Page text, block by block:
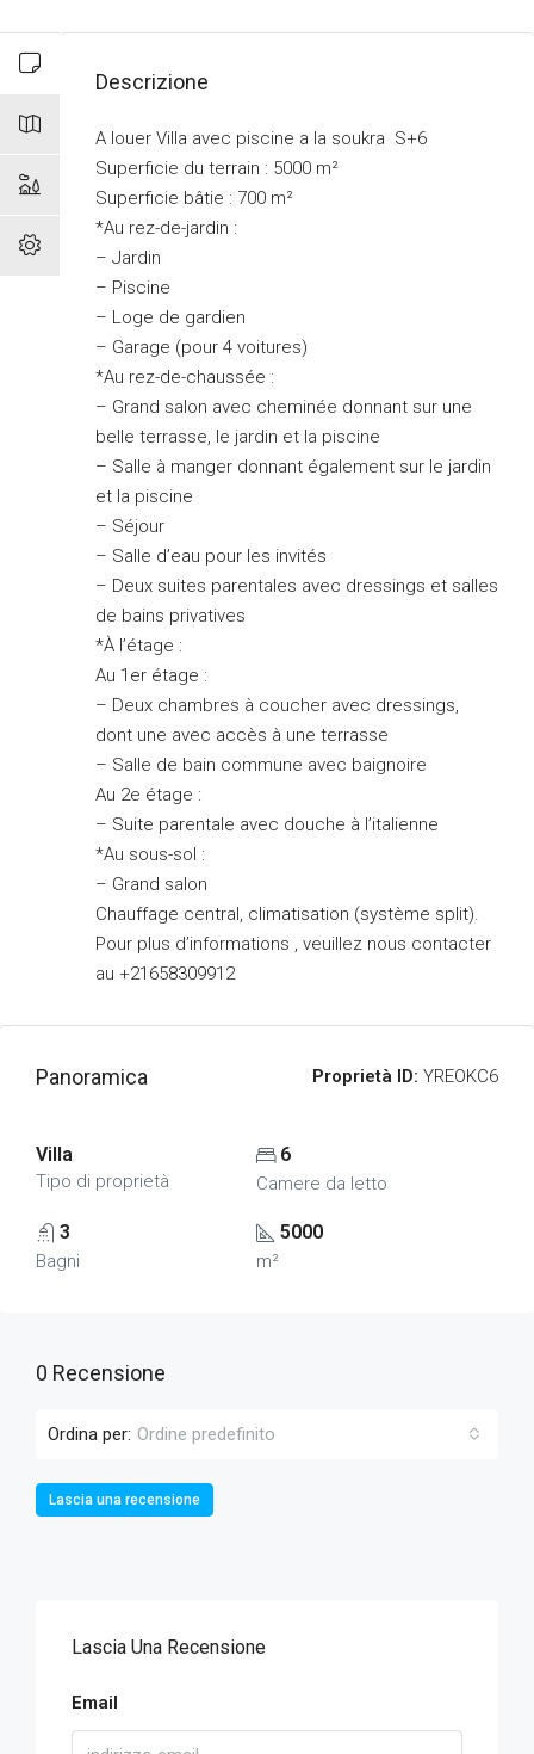
Descrizione
A louer Villa avec piscine a la soukra S+6
Superficie du terrain : 5000 m²
Superficie bâtie : 700 m²
*Au rez-de-jardin :
– Jardin
– Piscine
– Loge de gardien
– Garage (pour 4 voitures)
*Au rez-de-chaussée :
– Grand salon avec cheminée donnant sur une
belle terrasse, le jardin et la piscine
– Salle à manger donnant également sur le jardin
et la piscine
– Séjour
– Salle d’eau pour les invités
– Deux suites parentales avec dressings et salles
de bains privatives
*À l’étage :
Au 1er étage :
– Deux chambres à coucher avec dressings,
dont une avec accès à une terrasse
– Salle de bain commune avec baignoire
Au 2e étage :
– Suite parentale avec douche à l’italienne
*Au sous-sol :
– Grand salon
Chauffage central, climatisation (système split).
Pour plus d’informations , veuillez nous contacter
au +21658309912
Panoramica Proprietà ID: YREOKC6
Villa
Tipo di proprietà
6
Camere da letto
3
Bagni
5000
m²
0 Recensione
Ordina per: Ordine predefinito
Lascia una recensione
Lascia Una Recensione
Email